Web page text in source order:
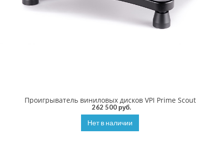
Проигрыватель виниловых дисков VPI Prime Scout
262 500 руб.
Нет в наличии